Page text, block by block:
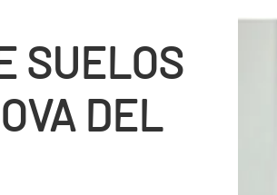
SUELOS
DEL